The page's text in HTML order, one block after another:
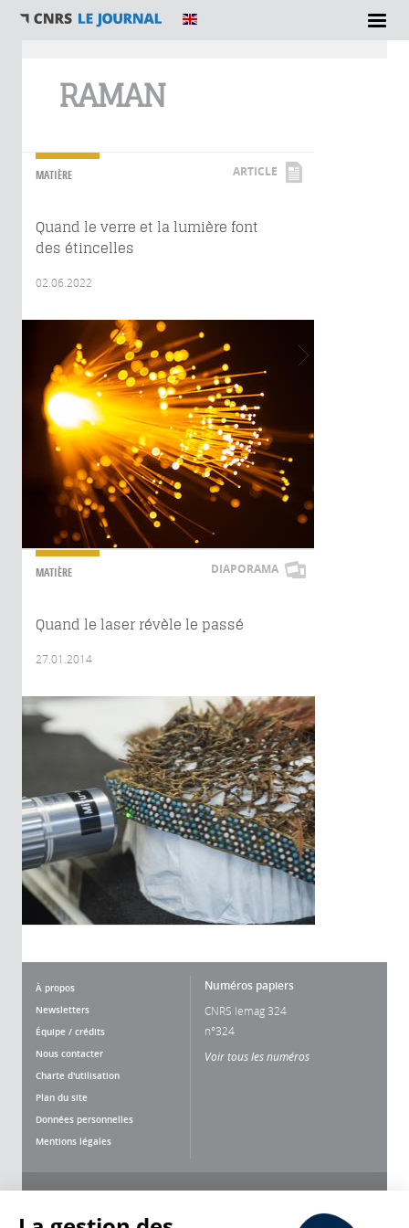
RAMAN
MATIÈRE ARTICLE
Quand le verre et la lumière font
des étincelles
02.06.2022
MATIÈRE DIAPORAMA
Quand le laser révèle le passé
27.01.2014
À propos
Newsletters
Équipe / crédits
Nous contacter
Charte d'utilisation
Plan du site
Données personnelles
Mentions légales
Numéros papiers
CNRS lemag 324
n°324
Voir tous les numéros